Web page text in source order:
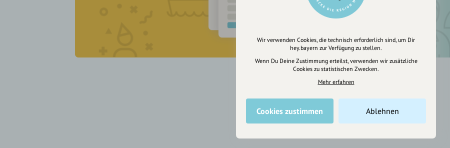
Wir verwenden Cookies, die technisch erforderlich sind, um Dir
hey.bayern zur Verfügung zu stellen.
Wenn Du Deine Zustimmung erteilst, verwenden wir zusätzliche
Cookies zu statistischen Zwecken.
Mehr erfahren
Cookies zustimmen Ablehnen